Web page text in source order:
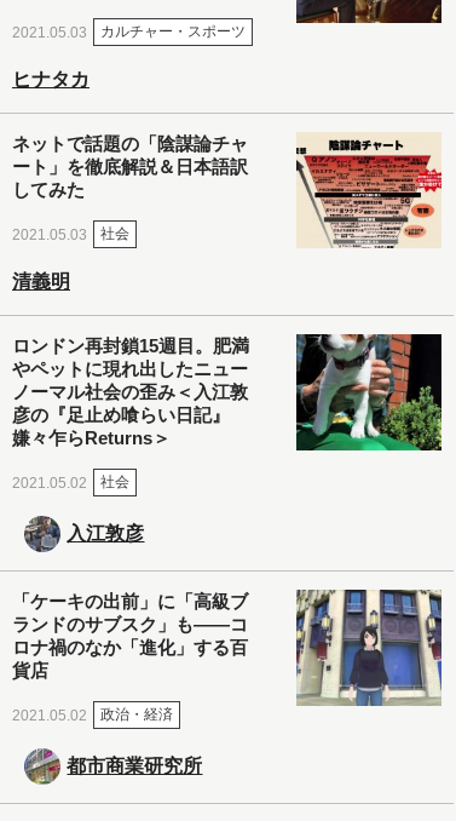
2021.05.03 カルチャー・スポーツ
ヒナタカ
ネットで話題の「陰謀論チャ
ート」を徹底解説＆日本語訳
してみた
2021.05.03 社会
清義明
ロンドン再封鎖15週目。肥満
やペットに現れ出したニュー
ノーマル社会の歪み＜入江敦
彦の『足止め喰らい日記』
嫌々乍らReturns＞
2021.05.02 社会
入江敦彦
「ケーキの出前」に「高級ブ
ランドのサブスク」も――コ
ロナ禍のなか「進化」する百
貨店
2021.05.02 政治・経済
都市商業研究所